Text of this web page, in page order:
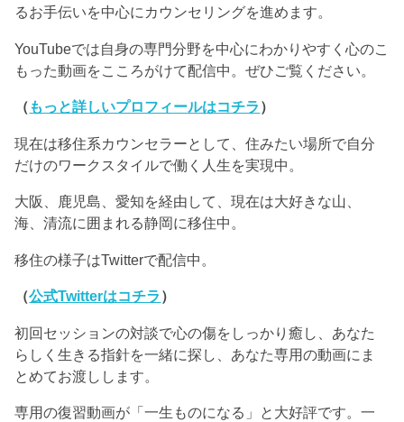
るお手伝いを中心にカウンセリングを進めます。
YouTubeでは自身の専門分野を中心にわかりやすく心のこ
もった動画をこころがけて配信中。ぜひご覧ください。
（ もっと詳しいプロフィールはコチラ ）
現在は移住系カウンセラーとして、住みたい場所で自分
だけのワークスタイルで働く人生を実現中。
大阪、鹿児島、愛知を経由して、現在は大好きな山、
海、清流に囲まれる静岡に移住中。
移住の様子はTwitterで配信中。
（公式Twitterはコチラ ）
初回セッションの対談で心の傷をしっかり癒し、あなた
らしく生きる指針を一緒に探し、あなた専用の動画にま
とめてお渡しします。
専用の復習動画が「一生ものになる」と大好評です。一